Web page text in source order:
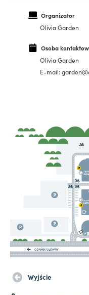
Organizator
Olivia Garden
Osoba
Olivia Garden
E-mail:
Wyjście